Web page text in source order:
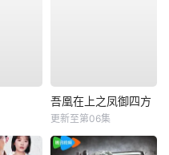
吾凰在上之凤御四方
更新至第06集